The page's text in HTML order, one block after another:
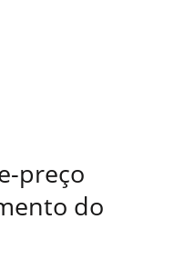
preço
do